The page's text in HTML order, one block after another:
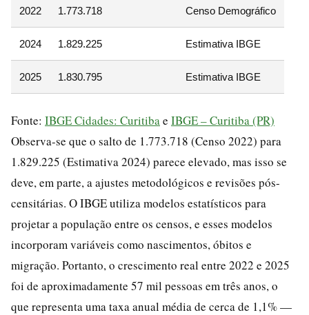
2022 1.773.718 Censo Demográfico
2024 1.829.225 Estimativa IBGE
2025 1.830.795 Estimativa IBGE
Fonte: IBGE Cidades: Curitiba e IBGE – Curitiba (PR)
Observa-se que o salto de 1.773.718 (Censo 2022) para
1.829.225 (Estimativa 2024) parece elevado, mas isso se
deve, em parte, a ajustes metodológicos e revisões pós-
censitárias. O IBGE utiliza modelos estatísticos para
projetar a população entre os censos, e esses modelos
incorporam variáveis como nascimentos, óbitos e
migração. Portanto, o crescimento real entre 2022 e 2025
foi de aproximadamente 57 mil pessoas em três anos, o
que representa uma taxa anual média de cerca de 1,1% —